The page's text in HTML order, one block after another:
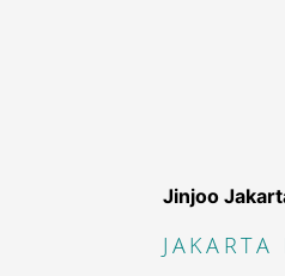
Jinjoo
JAKARTA